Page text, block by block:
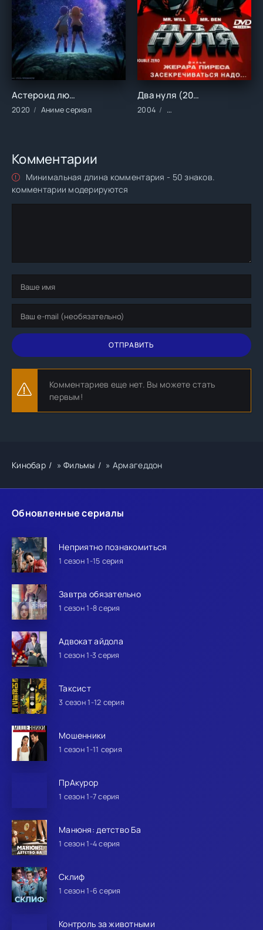
Обновленные сериалы
Неприятно познакомиться
1 сезон 1-15 серия
Завтра обязательно
1 сезон 1-8 серия
Адвокат айдола
1 сезон 1-3 серия
Таксист
3 сезон 1-12 серия
Мошенники
1 сезон 1-11 серия
ПрАкурор
1 сезон 1-7 серия
Манюня: детство Ба
1 сезон 1-4 серия
Склиф
1 сезон 1-6 серия
Контроль за животными
Астероид любви (2020)
2020 Аниме сериал
Два нуля (2004)
2004 Фильмы/Зарубежные/
Комментарии
Минимальная длина комментария - 50 знаков.
комментарии модерируются
ОТПРАВИТЬ
Комментариев еще нет. Вы можете стать
первым!
Кинобар »Фильмы » Армагеддон